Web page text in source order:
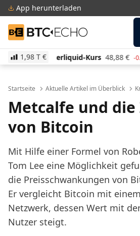
App herunterladen
BTC-ECHO
1,98 T €
Kurs 48,88 -0.10% Solana-Kurs
Startseite Aktuelle Artikel im Überblick
Metcalfe und
von Bitcoin
Mit Hilfe einer Formel von
Tom Lee eine Möglichkeit
die Preisschwankungen von
Er vergleicht Bitcoin mit
Netzwerk, dessen Wert mit
Nutzer steigt.